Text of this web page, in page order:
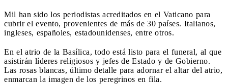
Mil han sido los periodistas acreditados en el Vaticano para
cubrir el evento, provenientes de más de 30 países. Italianos,
ingleses, españoles, estadounidenses, entre otros.
En el atrio de la Basílica, todo está listo para el funeral, al que
asistirán líderes religiosos y jefes de Estado y de Gobierno.
Las rosas blancas, último detalle para adornar el altar del atrio,
enmarcan la imagen de los peregrinos en fila.